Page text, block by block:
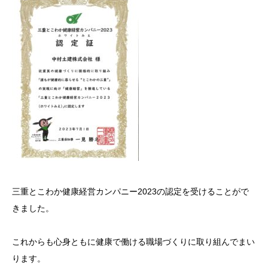
三重とこわか健康経営カンパニー2023の認定を受けることがで
きました。
これからも心身ともに健康で働ける職場づくりに取り組んでまい
ります。